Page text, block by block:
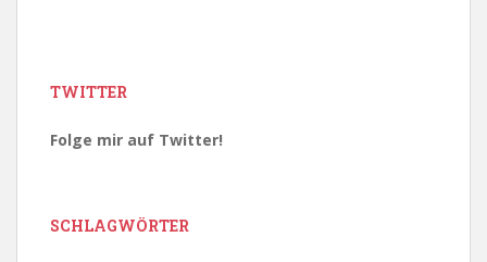
TWITTER
Folge mir auf Twitter!
SCHLAGWÖRTER